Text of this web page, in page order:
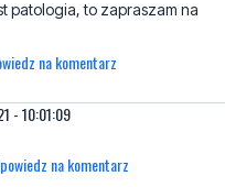
na komentarz
- 09:56:48